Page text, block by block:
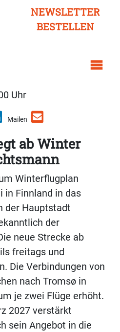
NEWSLETTER
BESTELLEN
Uhr
Mailen
ab Winter
Winterflugplan
in Finnland in das
der Hauptstadt
der
neue Strecke ab
freitags und
Die Verbindungen von
nach Tromsø in
je zwei Flüge erhöht.
2027 verstärkt
sein Angebot in die